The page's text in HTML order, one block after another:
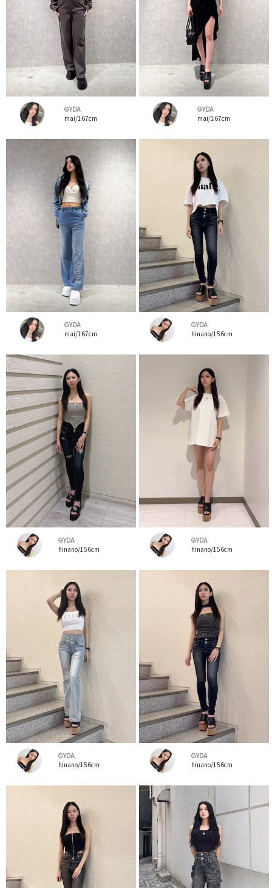
GYDA
mai/167cm
GYDA
mai/167cm
GYDA
mai/167cm
GYDA
hinano/156cm
GYDA
hinano/156cm
GYDA
hinano/156cm
GYDA
hinano/156cm
GYDA
hinano/156cm